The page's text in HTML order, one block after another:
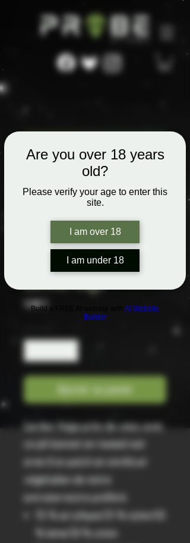
Are you over 18 years
old?
Please verify your age to enter this
site.
I am over 18
I am under 18
Build a FREE AI website with AI Website
Builder
50,00 $
Ajouter au panier
Gardez Vega près de vous avec
ce joli bonnet en tweed noir
orné d'un patch en similicuir
végétalien de notre
extraterrestre préféré.
55 % acrylique/25 % nylon/10
% laine/10 % coton